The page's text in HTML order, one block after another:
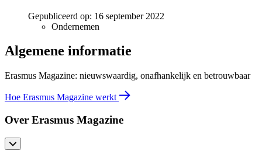
Gepubliceerd op: 16 september 2022
Ondernemen
Algemene informatie
Erasmus Magazine: nieuwswaardig, onafhankelijk en betrouwbaar
Hoe Erasmus Magazine werkt
Over Erasmus Magazine